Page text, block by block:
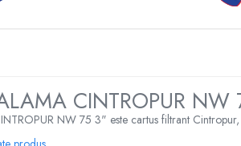
in
CINTROPUR
NW 75 3" este cartus filtrant